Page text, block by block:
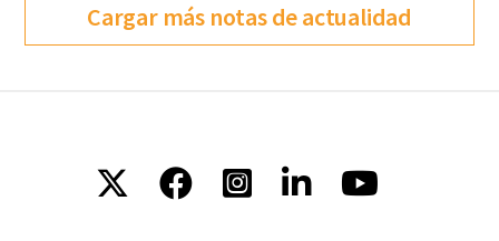
Cargar más notas de actualidad